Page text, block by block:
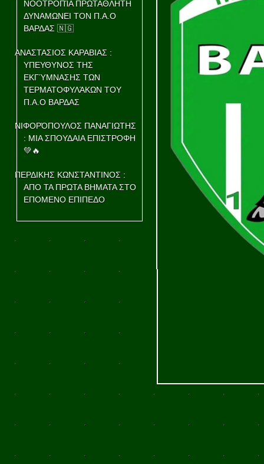
ΝΟΟΤΡΟΠΊΑ ΠΡΩΤΑΘΛΗΤΗ
ΔΥΝΑΜΩΝΕΙ ΤΟΝ Π.Α.Ο
ΒΑΡΔΑΣ 🇳🇬
ΑΝΑΣΤΑΣΙΟΣ ΚΑΡΑΒΙΑΣ :
ΥΠΕΥΘΥΝΟΣ ΤΗΣ
ΕΚΓΎΜΝΑΣΗΣ ΤΩΝ
ΤΕΡΜΑΤΟΦΥΛΆΚΩΝ ΤΟΥ
Π.Α.Ο ΒΑΡΔΑΣ
ΝΙΦΟΡΌΠΟΥΛΟΣ ΠΑΝΑΓΙΩΤΗΣ
: ΜΙΑ ΣΠΟΥΔΑΙΑ ΕΠΙΣΤΡΟΦΗ
💚🔥
ΠΕΡΔΙΚΗΣ ΚΩΝΣΤΑΝΤΙΝΟΣ :
ΑΠΟ ΤΑ ΠΡΩΤΑ ΒΗΜΑΤΑ ΣΤΟ
ΕΠΟΜΕΝΟ ΕΠΙΠΕΔΟ